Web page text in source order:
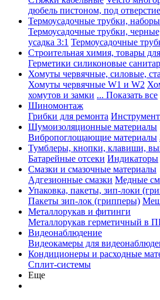
дюбель пистоном, под отверстие
Термоусадочные трубки,
Термоусадочные трубки,
усадка 3:1 Термоусадочные
Строительная химия, товары
Герметики силиконовые
Хомуты червячные, силовые,
Хомуты червячные W1 и W2
хомутов и замки ... Показать все
Шиномонтаж
Грибки для ремонта
Шумоизоляционные материалы
Вибропоглощающие материалы
Тумблеры, кнопки, клавиши,
Батарейные отсеки Индикаторы
Смазки и смазочные материалы
Адгезионные смазки Медные
Упаковка, пакеты, зип-локи
Пакеты зип-лок (грипперы)
Металлорукав и фитинги
Металлорукав герметичный в
Видеонаблюдение
Видеокамеры для
Кондиционеры и расходные
Сплит-системы
Еще